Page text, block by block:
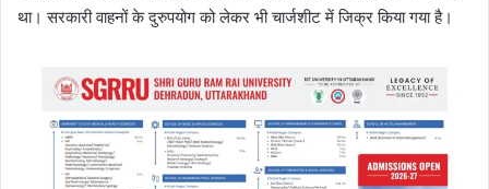
था। सरकारी वाहनों के दुरुपयोग को लेकर भी चार्जशीट में जिक्र किया गया है।